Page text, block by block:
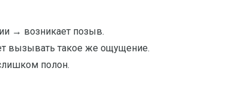
→ возникает позыв.
вызывать такое же ощущение.
полон.